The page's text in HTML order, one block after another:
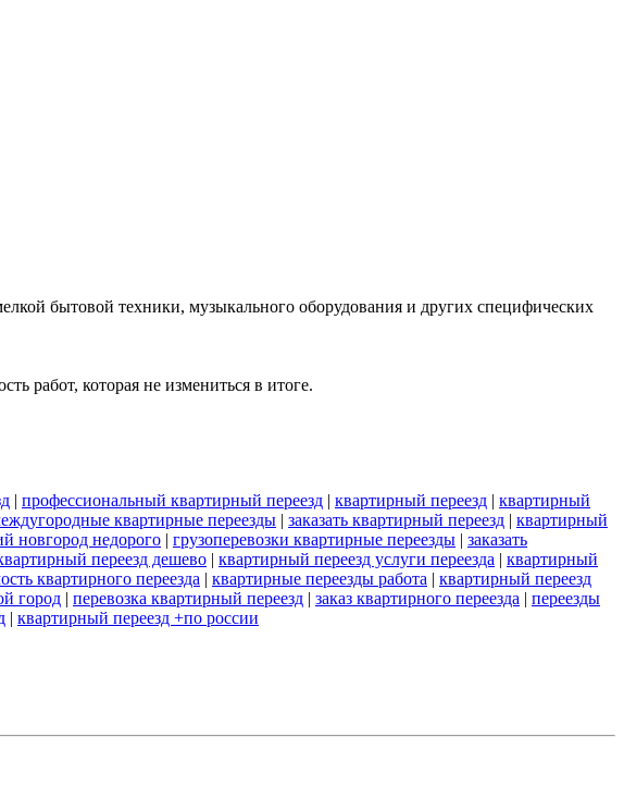
бытовой техники, музыкального оборудования и других специфических
работ, которая не измениться в итоге.
| профессиональный квартирный переезд | квартирный переезд | квартирный
квартирные переезды | заказать квартирный переезд | квартирный
новгород недорого | грузоперевозки квартирные переезды | заказать
переезд дешево | квартирный переезд услуги переезда | квартирный
квартирного переезда | квартирные переезды работа | квартирный переезд
город | перевозка квартирный переезд | заказ квартирного переезда | переезды
| квартирный переезд +по россии